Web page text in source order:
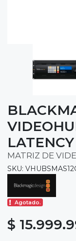
MATRIZ DE
SKU:
Agotado.
$